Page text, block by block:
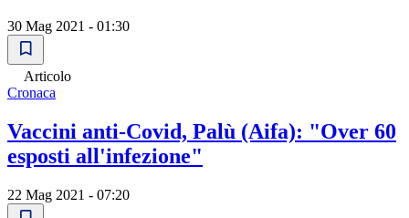
30 Mag 2021 - 01:30
Articolo
Cronaca
Vaccini anti-Covid, Palù (Aifa): "Over 60
esposti all'infezione"
22 Mag 2021 - 07:20